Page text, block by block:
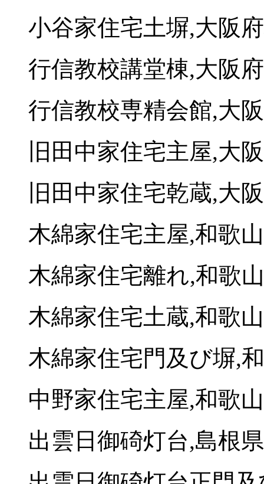
小谷家住宅土塀,大阪
行信教校講堂棟,大阪
行信教校専精会館,大
旧田中家住宅主屋,大
旧田中家住宅乾蔵,大
木綿家住宅主屋,和歌
木綿家住宅離れ,和歌
木綿家住宅土蔵,和歌
木綿家住宅門及び塀,
中野家住宅主屋,和歌
出雲日御碕灯台,島根